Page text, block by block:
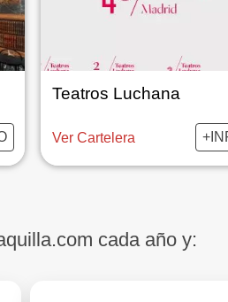
Teatros Luchana
Ver Cartelera
cada año y: